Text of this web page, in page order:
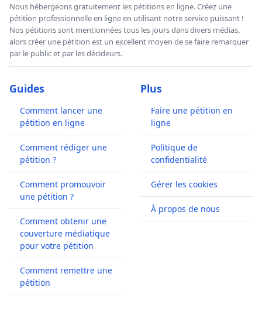
Nous hébergeons gratuitement les pétitions en ligne. Créez une
pétition professionnelle en ligne en utilisant notre service puissant !
Nos pétitions sont mentionnées tous les jours dans divers médias,
alors créer une pétition est un excellent moyen de se faire remarquer
par le public et par les décideurs.
Guides
Comment lancer une
pétition en ligne
Comment rédiger une
pétition ?
Comment promouvoir
une pétition ?
Comment obtenir une
couverture médiatique
pour votre pétition
Comment remettre une
pétition
Plus
Faire une pétition en
ligne
Politique de
confidentialité
Gérer les cookies
À propos de nous